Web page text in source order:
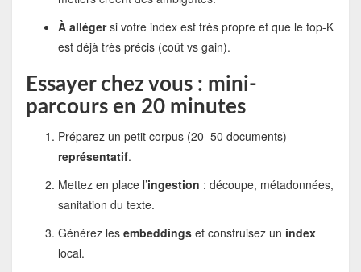
À allégersi votre index est très propre et que le top-K
est déjà très précis (coût vs gain).
Essayer chez vous : mini-
parcours en 20 minutes
Préparez un petit corpus (20–50 documents)
représentatif.
Mettez en place l’ingestion : découpe, métadonnées,
sanitation du texte.
Générez les embeddingset construisez un index
local.